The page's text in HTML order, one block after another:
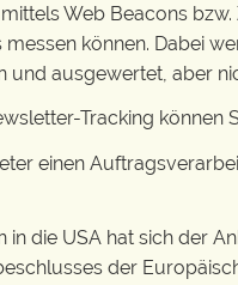
Web Beacons
können. Dabei
und ausgewertet, aber
Tracking
einen
in die USA hat sich der
der